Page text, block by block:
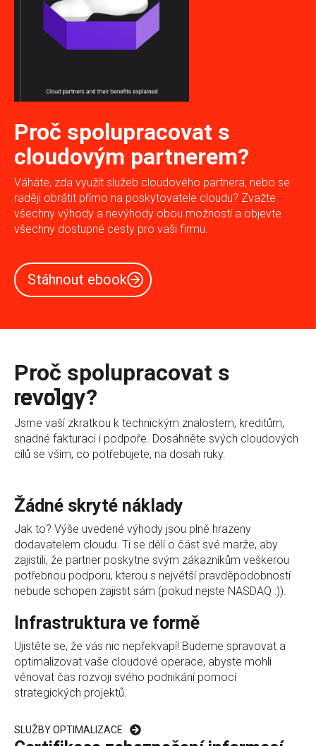
Proč spolupracovat s
cloudovým partnerem?
Váháte, zda využít služeb cloudového partnera, nebo se
raději obrátit přímo na poskytovatele cloudu? Zvažte
všechny výhody a nevýhody obou možností a objevte
všechny dostupné cesty pro vaši firmu.
Stáhnout ebook
Proč spolupracovat s
revolgy?
Jsme vaší zkratkou k technickým znalostem, kreditům,
snadné fakturaci i podpoře. Dosáhněte svých cloudových
cílů se vším, co potřebujete, na dosah ruky.
Žádné skryté náklady
Jak to? Výše uvedené výhody jsou plně hrazeny
dodavatelem cloudu. Ti se dělí o část své marže, aby
zajistili, že partner poskytne svým zákazníkům veškerou
potřebnou podporu, kterou s největší pravděpodobností
nebude schopen zajistit sám (pokud nejste NASDAQ :)).
Infrastruktura ve formě
Ujistěte se, že vás nic nepřekvapí! Budeme spravovat a
optimalizovat vaše cloudové operace, abyste mohli
věnovat čas rozvoji svého podnikání pomocí
strategických projektů.
SLUŽBY OPTIMALIZACE